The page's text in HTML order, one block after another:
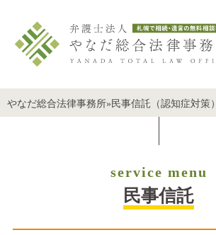
やなだ総合法律事務所» 民事信託（認知症対策）
service menu
民事信託